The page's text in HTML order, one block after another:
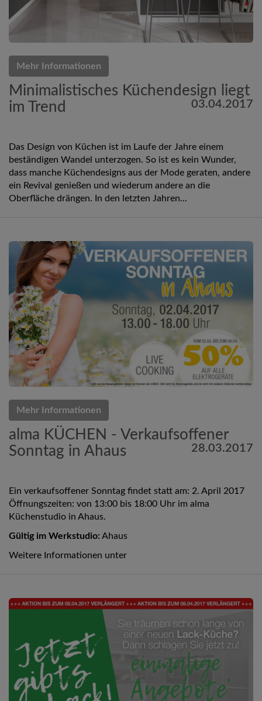
Mehr Informationen
Minimalistisches Küchendesign liegt
im Trend
03.04.2017
Das Design von Küchen ist im Laufe der Jahre einem
beständigen Wandel unterzogen. So ist es kein Wunder,
dass manche Küchendesigns aus der Mode geraten, andere
ein Revival genießen und wiederum andere an die
Oberfläche drängen. In den letzten Jahren...
Mehr Informationen
alma KÜCHEN - Verkaufsoffener
Sonntag in Ahaus
28.03.2017
Ein verkaufsoffener Sonntag findet statt am: 2. April 2017
Öffnungszeiten: von 13:00 bis 18:00 Uhr im alma
Küchenstudio in Ahaus.
Gültig im Werkstudio: Ahaus
Weitere Informationen unter